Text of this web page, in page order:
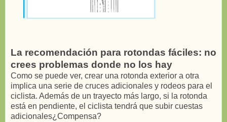
La recomendación para rotondas fáciles: no
crees problemas donde no los hay
Como se puede ver, crear una rotonda exterior a otra
implica una serie de cruces adicionales y rodeos para el
ciclista. Además de un trayecto más largo, si la rotonda
está en pendiente, el ciclista tendrá que subir cuestas
adicionales¿Compensa?